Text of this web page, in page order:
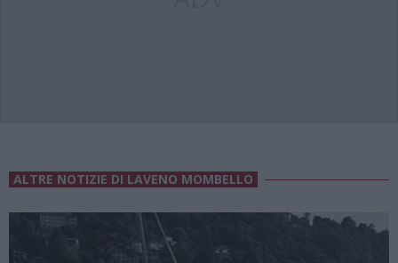
ALTRE NOTIZIE DI LAVENO MOMBELLO